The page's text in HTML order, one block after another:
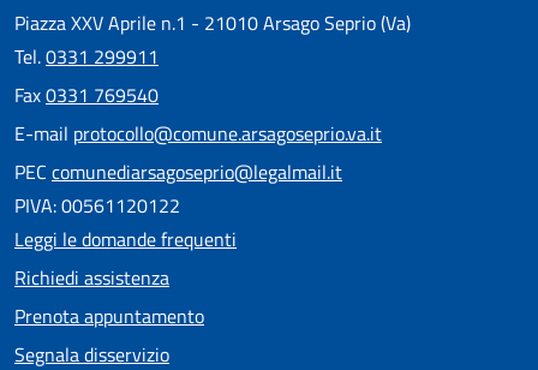
Piazza XXV Aprile n.1 - 21010 Arsago Seprio (Va)
Tel.0331 299911
Fax0331 769540
E-mail protocollo@comune.arsagoseprio.va.it
PEC comunediarsagoseprio@legalmail.it
PIVA: 00561120122
Leggi le domande frequenti
Richiedi assistenza
Prenota appuntamento
Segnala disservizio